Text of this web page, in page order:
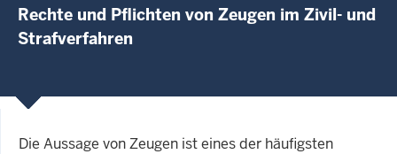
Rechte und Pflichten von Zeugen im Zivil- und
Strafverfahren
Die Aussage von Zeugen ist eines der häufigsten